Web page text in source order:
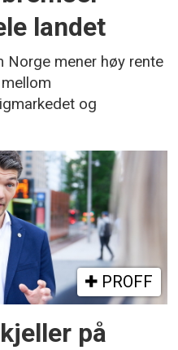
landet
Norge mener høy rente
og
PROFF
på